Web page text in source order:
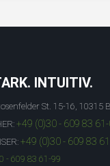
INTUITIV.
St. 15-16, 10315
+49 (0)30 - 609 83
+49 (0)30 - 609 83
- 609 83 61-99